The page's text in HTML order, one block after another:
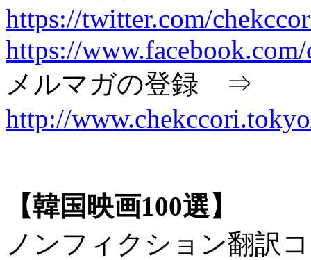
https://twitter.com/
https://
メルマガの登録 ⇒
http://
【韓国映画100選】
ノンフィクション翻訳